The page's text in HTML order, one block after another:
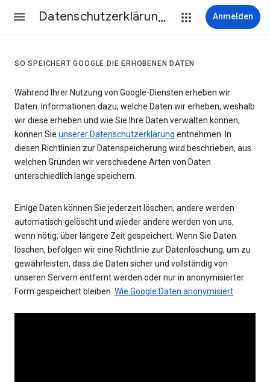
Datenschutzerklärung & Nutzungsbedingungen Anmelden
SO SPEICHERT GOOGLE DIE ERHOBENEN DATEN
Während Ihrer Nutzung von Google-Diensten erheben wir
Daten. Informationen dazu, welche Daten wir erheben, weshalb
wir diese erheben und wie Sie Ihre Daten verwalten können,
können Sie unserer Datenschutzerklärung entnehmen. In
diesen Richtlinien zur Datenspeicherung wird beschrieben, aus
welchen Gründen wir verschiedene Arten von Daten
unterschiedlich lange speichern.
Einige Daten können Sie jederzeit löschen, andere werden
automatisch gelöscht und wieder andere werden von uns,
wenn nötig, über längere Zeit gespeichert. Wenn Sie Daten
löschen, befolgen wir eine Richtlinie zur Datenlöschung, um zu
gewährleisten, dass die Daten sicher und vollständig von
unseren Servern entfernt werden oder nur in anonymisierter
Form gespeichert bleiben. Wie Google Daten anonymisiert